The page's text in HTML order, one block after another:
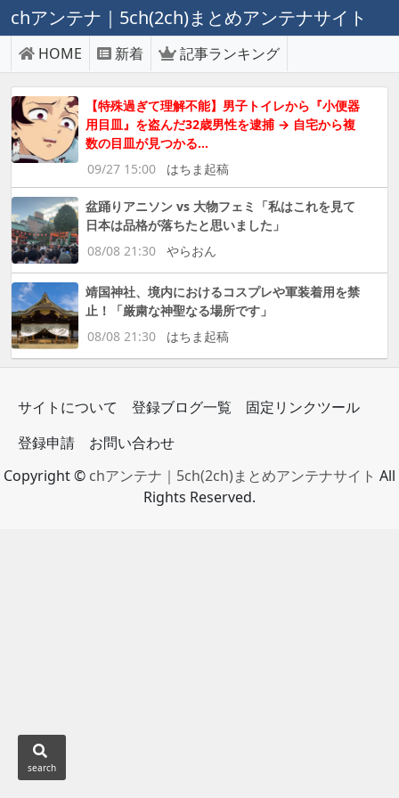
chアンテナ｜5ch(2ch)まとめアンテナサイト
HOME 新着 記事ランキング
【特殊過ぎて理解不能】男子トイレから『小便器
用目皿』を盗んだ32歳男性を逮捕 → 自宅から複
数の目皿が見つかる…
09/27 15:00
はちま起稿
盆踊りアニソン vs 大物フェミ「私はこれを見て
日本は品格が落ちたと思いました」
08/08 21:30
やらおん
靖国神社、境内におけるコスプレや軍装着用を禁
止！「厳粛な神聖なる場所です」
08/08 21:30
はちま起稿
サイトについて 登録ブログ一覧
固定リンクツール
登録申請
お問い合わせ
Copyright © chアンテナ｜5ch(2ch)まとめアンテナサイト All
Rights Reserved.
search